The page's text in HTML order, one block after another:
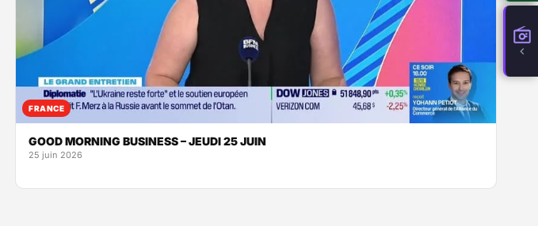
FRANCE
GOOD MORNING BUSINESS – JEUDI 25 JUIN
25 juin 2026